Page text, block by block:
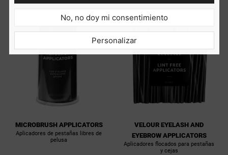
MICROBRUSH APPLICATORS
Aplicadores de pestañas libres de
pelusa
VELOUR EYELASH AND
EYEBROW APPLICATORS
Aplicadores flocados para pestañas
y cejas
No, no doy mi consentimiento
Personalizar